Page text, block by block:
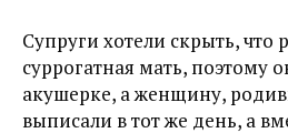
Супруги хотели скрыть, что
суррогатная мать, поэтому
акушерке, а женщину,
выписали в тот же день, а